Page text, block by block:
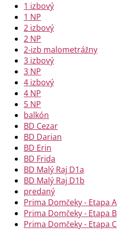
1 izbový
1 NP
2 izbový
2 NP
2-izb malometrážny
3 izbový
3 NP
4 izbový
4 NP
5 NP
balkón
BD Cezar
BD Darian
BD Erin
BD Frida
BD Malý Raj D1a
BD Malý Raj D1b
predaný
Prima Domčeky - Etapa A
Prima Domčeky - Etapa B
Prima Domčeky - Etapa C